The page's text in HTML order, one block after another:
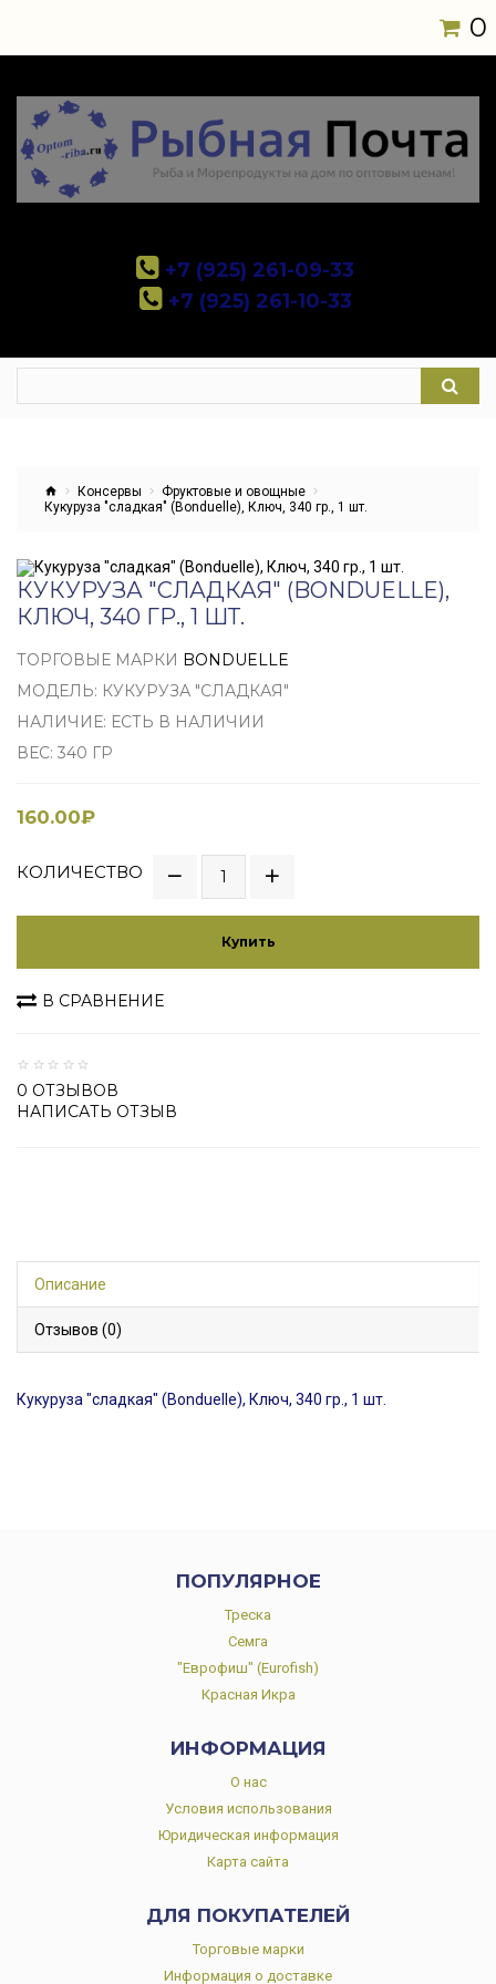
0
+7 (925) 261-09-33
+7 (925) 261-10-33
Консервы
Фруктовые и овощные
Кукуруза "сладкая" (Bonduelle), Ключ, 340 гр., 1 шт.
КУКУРУЗА "СЛАДКАЯ" (BONDUELLE),
КЛЮЧ, 340 ГР., 1 ШТ.
ТОРГОВЫЕ МАРКИ BONDUELLE
МОДЕЛЬ: КУКУРУЗА "СЛАДКАЯ"
НАЛИЧИЕ: ЕСТЬ В НАЛИЧИИ
ВЕС: 340 ГР
160.00₽
КОЛИЧЕСТВО
Купить
В СРАВНЕНИЕ
0 ОТЗЫВОВ
НАПИСАТЬ ОТЗЫВ
Описание
Отзывов (0)
Кукуруза "сладкая" (Bonduelle), Ключ, 340 гр., 1 шт.
ПОПУЛЯРНОЕ
Треска
Семга
"Еврофиш" (Eurofish)
Красная Икра
ИНФОРМАЦИЯ
О нас
Условия использования
Юридическая информация
Карта сайта
ДЛЯ ПОКУПАТЕЛЕЙ
Торговые марки
Информация о доставке